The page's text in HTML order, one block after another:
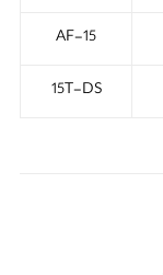
15-AF
15T-DS